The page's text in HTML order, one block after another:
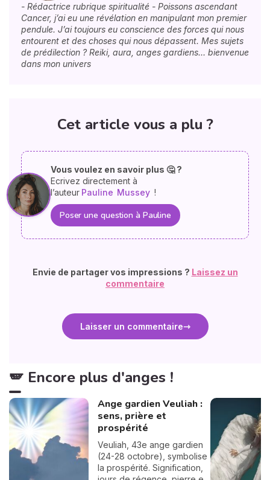
- Rédactrice rubrique spiritualité - Poissons ascendant
Cancer, j’ai eu une révélation en manipulant mon premier
pendule. J’ai toujours eu conscience des forces qui nous
entourent et des choses qui nous dépassent. Mes sujets
de prédilection ? Reiki, aura, anges gardiens… bienvenue
dans mon univers
Cet article vous a plu ?
Vous voulez en savoir plus 🤔 ?
Ecrivez directement à
l’auteur Pauline Mussey !
Poser une question à Pauline
Envie de partager vos impressions ? Laissez un
commentaire
Laisser un commentaire
🪽 Encore plus d'anges !
Ange gardien Veuliah :
sens, prière et
prospérité
Veuliah, 43e ange gardien
(24-28 octobre), symbolise
la prospérité. Signification,